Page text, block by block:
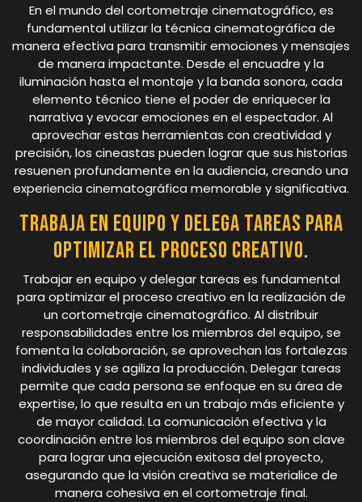
En el mundo del cortometraje cinematográfico, es
fundamental utilizar la técnica cinematográfica de
manera efectiva para transmitir emociones y mensajes
de manera impactante. Desde el encuadre y la
iluminación hasta el montaje y la banda sonora, cada
elemento técnico tiene el poder de enriquecer la
narrativa y evocar emociones en el espectador. Al
aprovechar estas herramientas con creatividad y
precisión, los cineastas pueden lograr que sus historias
resuenen profundamente en la audiencia, creando una
experiencia cinematográfica memorable y significativa.
Trabaja en equipo y delega tareas para
optimizar el proceso creativo.
Trabajar en equipo y delegar tareas es fundamental
para optimizar el proceso creativo en la realización de
un cortometraje cinematográfico. Al distribuir
responsabilidades entre los miembros del equipo, se
fomenta la colaboración, se aprovechan las fortalezas
individuales y se agiliza la producción. Delegar tareas
permite que cada persona se enfoque en su área de
expertise, lo que resulta en un trabajo más eficiente y
de mayor calidad. La comunicación efectiva y la
coordinación entre los miembros del equipo son clave
para lograr una ejecución exitosa del proyecto,
asegurando que la visión creativa se materialice de
manera cohesiva en el cortometraje final.